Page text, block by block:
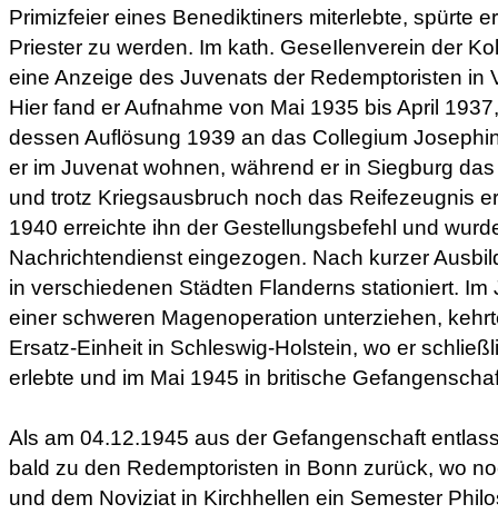
Primizfeier eines Benediktiners miterlebte, spürte
Priester zu werden. Im kath. GeseIlenverein der
eine Anzeige des Juvenats der Redemptoristen in
Hier fand er Aufnahme von Mai 1935 bis April
dessen Auflösung 1939 an das Collegium
er im Juvenat wohnen, während er in Siegburg
und trotz Kriegsausbruch noch das Reifezeugnis
1940 erreichte ihn der Gestellungsbefehl und
Nachrichtendienst eingezogen. Nach kurzer
in verschiedenen Städten Flanderns stationiert.
einer schweren Magenoperation unterziehen,
Ersatz-Einheit in Schleswig-Holstein, wo er
erlebte und im Mai 1945 in britische
Als am 04.12.1945 aus der Gefangenschaft
bald zu den Redemptoristen in Bonn zurück, wo
und dem Noviziat in Kirchhellen ein Semester